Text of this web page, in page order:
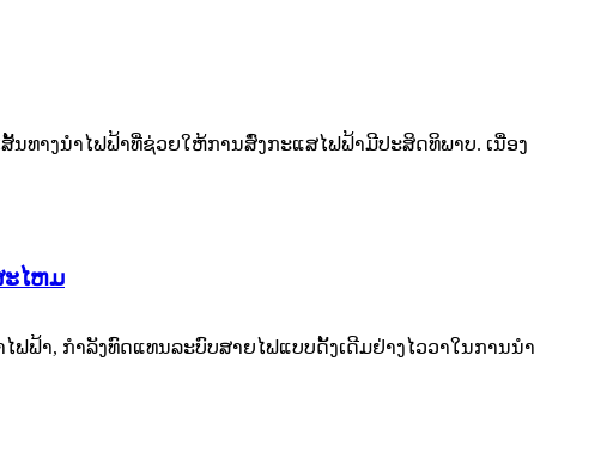
ທາງນຳໄຟຟ້າທີ່ຊ່ວຍໃຫ້ການສົ່ງກະແສໄຟຟ້າມີປະສິດທິພາບ. ເນື່ອງ
ະໄຫມ
ຟ້າ, ກໍາລັງທົດແທນລະບົບສາຍໄຟແບບດັ້ງເດີມຢ່າງໄວວາໃນການນໍາ